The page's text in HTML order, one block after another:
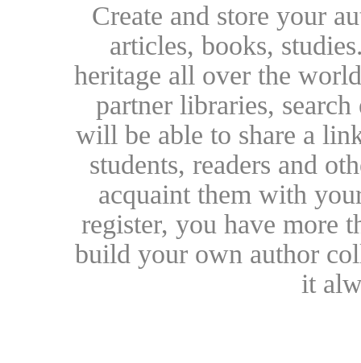
Create and store your
articles, books,
heritage all over the
partner libraries,
will be able to share a
students, readers and
acquaint them with
register, you have more
build your own author
it